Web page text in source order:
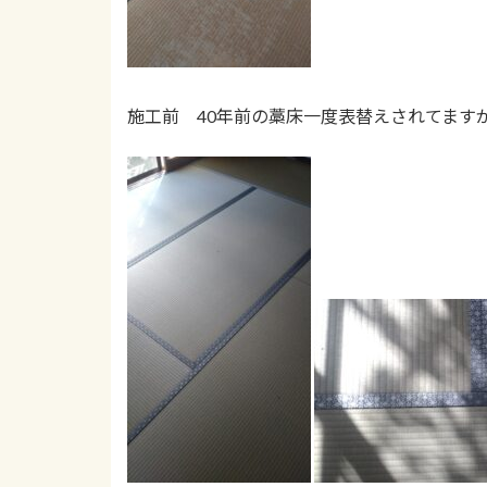
施工前 40年前の藁床一度表替えされてます